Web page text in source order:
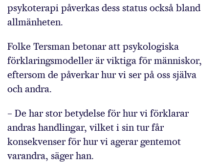
psykoterapi påverkas dess status också bland
allmänheten.
Folke Tersman betonar att psykologiska
förklaringsmodeller är viktiga för människor,
eftersom de påverkar hur vi ser på oss själva
och andra.
– De har stor betydelse för hur vi förklarar
andras handlingar, vilket i sin tur får
konsekvenser för hur vi agerar gentemot
varandra, säger han.